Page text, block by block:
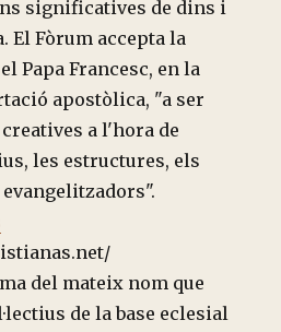
significatives de dins i
El Fòrum accepta la
Papa Francesc, en la
apostòlica, "a ser
a l'hora de
les estructures, els
del mateix nom que
de la base eclesial